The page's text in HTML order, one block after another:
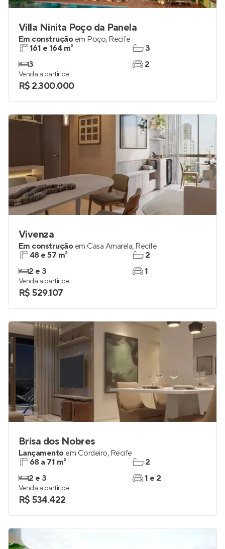
Villa Ninita Poço da Panela
Em construção em Poço, Recife
161 e 164 m²
3
3
2
Venda a partir de
R$ 2.300.000
Vivenza
Em construção em Casa Amarela, Recife
48 e 57 m²
2 e 3
2
1
Venda a partir de
R$ 529.107
Brisa dos Nobres
Lançamento em Cordeiro, Recife
68 a 71 m²
2 e 3
2
1 e 2
Venda a partir de
R$ 534.422